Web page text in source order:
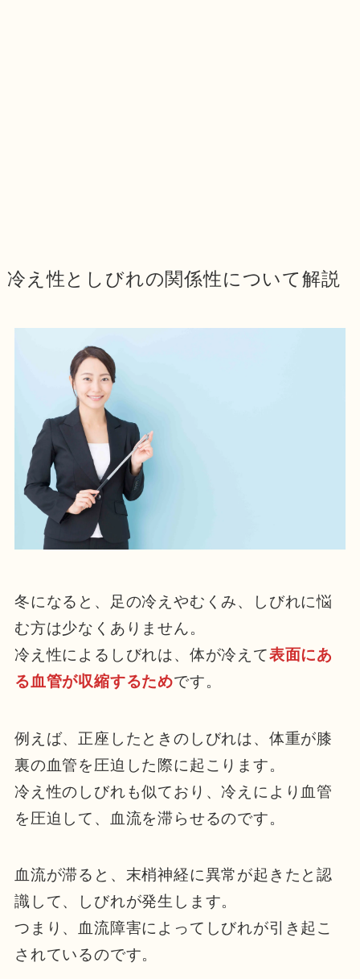
冷え性としびれの関係性について解説
冬になると、足の冷えやむくみ、しびれに悩
む方は少なくありません。
冷え性によるしびれは、体が冷えて表面にあ
る血管が収縮するためです。
例えば、正座したときのしびれは、体重が膝
裏の血管を圧迫した際に起こります。
冷え性のしびれも似ており、冷えにより血管
を圧迫して、血流を滞らせるのです。
血流が滞ると、末梢神経に異常が起きたと認
識して、しびれが発生します。
つまり、血流障害によってしびれが引き起こ
されているのです。